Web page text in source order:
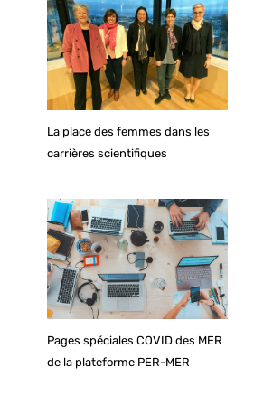
La place des femmes dans les
carrières scientifiques
Pages spéciales COVID des MER
de la plateforme PER-MER